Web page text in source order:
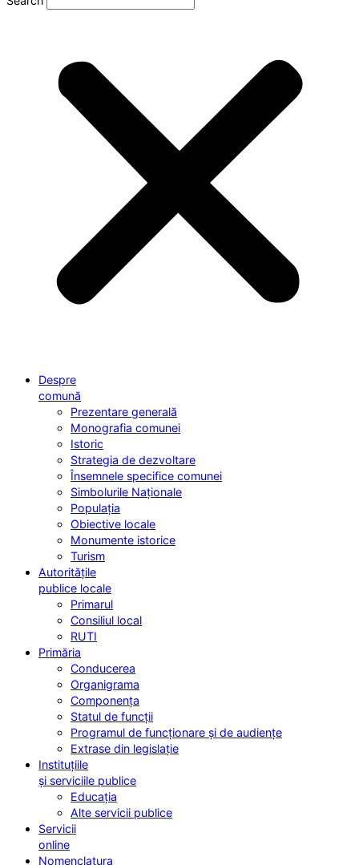
Despre
comună
Prezentare generală
Monografia comunei
Istoric
Strategia de dezvoltare
Însemnele specifice comunei
Simbolurile Naționale
Populația
Obiective locale
Monumente istorice
Turism
Autoritățile
publice locale
Primarul
Consiliul local
RUTI
Primăria
Conducerea
Organigrama
Componența
Statul de funcții
Programul de funcționare și de audiențe
Extrase din legislație
Instituțiile
și serviciile publice
Educația
Alte servicii publice
Servicii
online
Nomenclatura